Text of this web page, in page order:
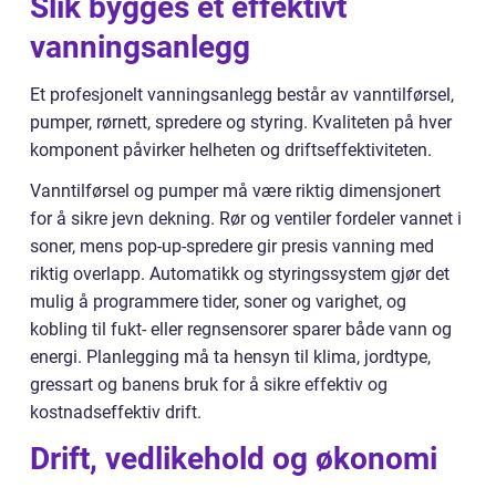
vanningsanlegg
Et profesjonelt vanningsanlegg består av vanntilførsel,
pumper, rørnett, spredere og styring. Kvaliteten på hver
komponent påvirker helheten og driftseffektiviteten.
Vanntilførsel og pumper må være riktig dimensjonert
for å sikre jevn dekning. Rør og ventiler fordeler vannet i
soner, mens pop-up-spredere gir presis vanning med
riktig overlapp. Automatikk og styringssystem gjør det
mulig å programmere tider, soner og varighet, og
kobling til fukt- eller regnsensorer sparer både vann og
energi. Planlegging må ta hensyn til klima, jordtype,
gressart og banens bruk for å sikre effektiv og
kostnadseffektiv drift.
Drift, vedlikehold og økonomi